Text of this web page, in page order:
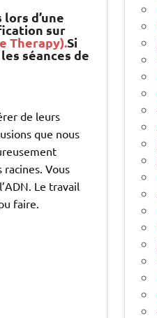
d’une
sur
Therapy).Si
séances de
de leurs
que nous
Vous
Le travail
faire.